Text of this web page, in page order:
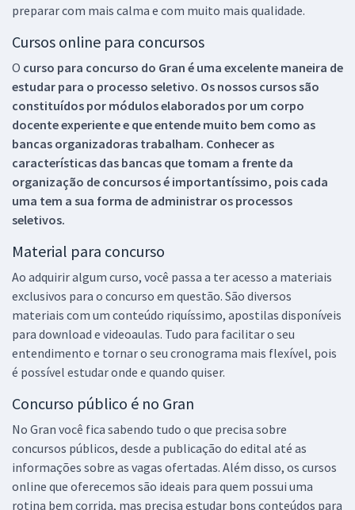
preparar com mais calma e com muito mais qualidade.
Cursos online para concursos
O curso para concurso do Gran é uma excelente maneira de
estudar para o processo seletivo. Os nossos cursos são
constituídos por módulos elaborados por um corpo
docente experiente e que entende muito bem como as
bancas organizadoras trabalham. Conhecer as
características das bancas que tomam a frente da
organização de concursos é importantíssimo, pois cada
uma tem a sua forma de administrar os processos
seletivos.
Material para concurso
Ao adquirir algum curso, você passa a ter acesso a materiais
exclusivos para o concurso em questão. São diversos
materiais com um conteúdo riquíssimo, apostilas disponíveis
para download e videoaulas. Tudo para facilitar o seu
entendimento e tornar o seu cronograma mais flexível, pois
é possível estudar onde e quando quiser.
Concurso público é no Gran
No Gran você fica sabendo tudo o que precisa sobre
concursos públicos, desde a publicação do edital até as
informações sobre as vagas ofertadas. Além disso, os cursos
online que oferecemos são ideais para quem possui uma
rotina bem corrida, mas precisa estudar bons conteúdos para